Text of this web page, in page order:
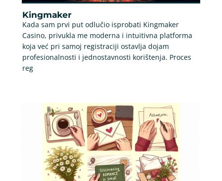
Kingmaker
Kada sam prvi put odlučio isprobati Kingmaker
Casino, privukla me moderna i intuitivna platforma
koja već pri samoj registraciji ostavlja dojam
profesionalnosti i jednostavnosti korištenja. Proces
reg